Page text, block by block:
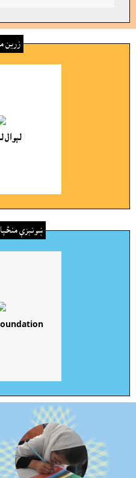
زرين ملاتړي
لېوال
ښونېزې